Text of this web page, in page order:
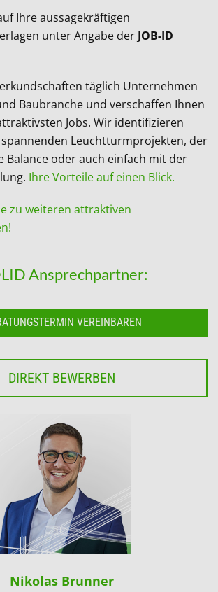
Ihre aussagekräftigen
unter Angabe der JOB-ID
täglich Unternehmen
Baubranche und verschaffen Ihnen
Jobs. Wir identifizieren
Leuchtturmprojekten, der
Balance oder auch einfach mit der
Ihre Vorteile auf einen Blick.
zu weiteren attraktiven
Ansprechpartner:
VEREINBAREN
DIREKT BEWERBEN
Nikolas Brunner